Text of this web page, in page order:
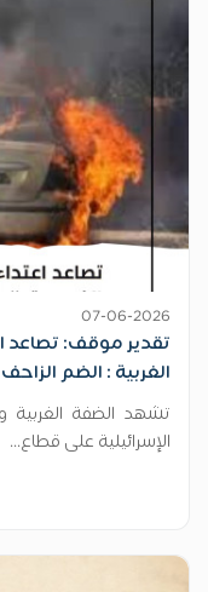
07-06-2026
تقدير موقف: تصاعد
الغربية : الضم
تشهد الضفة الغربية
الإسرائيلية على قطاع...